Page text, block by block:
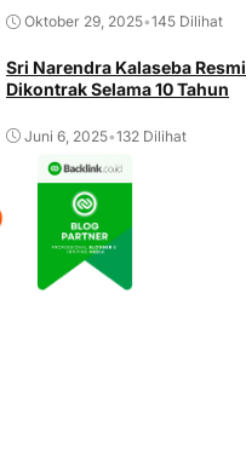
Oktober 29, 2025•145 Dilihat
Sri Narendra Kalaseba Resmi
Dikontrak Selama 10 Tahun
Juni 6, 2025•132 Dilihat